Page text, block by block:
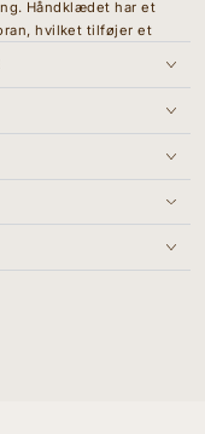
Håndklædet har et
hvilket tilføjer et
kommer
muligt at hænge det
gave, tilbyder Naram
blødhed.
strib)